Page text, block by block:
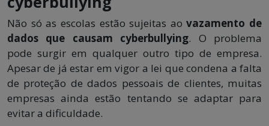
Não só as escolas estão sujeitas aovazamento de
dados que causam cyberbullying. O problema
pode surgir em qualquer outro tipo de empresa.
Apesar de já estar em vigor a lei que condena a falta
de proteção de dados pessoais de clientes, muitas
empresas ainda estão tentando se adaptar para
evitar a dificuldade.